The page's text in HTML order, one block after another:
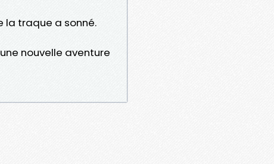
la traque a sonné.
nouvelle aventure